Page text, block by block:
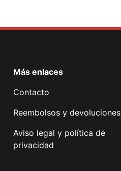
Más enlaces
Contacto
Reembolsos y devoluciones
Aviso legal y política de
privacidad